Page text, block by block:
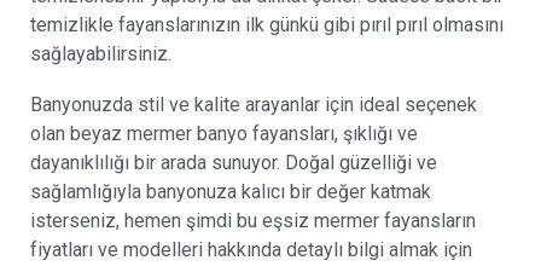
temizlikle fayanslarınızın ilk günkü gibi pırıl pırıl olmasını
sağlayabilirsiniz.
Banyonuzda stil ve kalite arayanlar için ideal seçenek
olan beyaz mermer banyo fayansları, şıklığı ve
dayanıklılığı bir arada sunuyor. Doğal güzelliği ve
sağlamlığıyla banyonuza kalıcı bir değer katmak
isterseniz, hemen şimdi bu eşsiz mermer fayansların
fiyatları ve modelleri hakkında detaylı bilgi almak için